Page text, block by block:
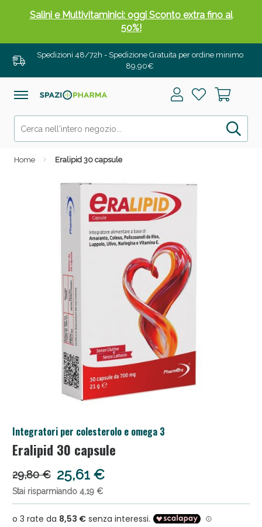
Spedizioni 48/72h - Spedizione Gratuita per ordine minimo
89,90€
Home Eralipid 30 capsule
Integratori per colesterolo e omega 3
Eralipid 30 capsule
29,80 € 25,61 €
Stai risparmiando 4,19 €
Salini e Multivitaminici: oggi Sconto extra fino al
50%!
Anticellulite e Fanghi: Sconto fino al 40% valido
oggi!
Anticellulite e Fanghi: Sconto fino al 40% valido